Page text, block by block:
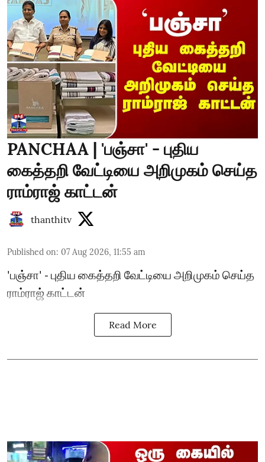
PANCHAA | 'பஞ்சா' - புதிய
கைத்தறி வேட்டியை அறிமுகம் செய்த
ராம்ராஜ் காட்டன்
thanthitv
Published on: 07 Aug 2026, 11:55 am
'பஞ்சா' - புதிய கைத்தறி வேட்டியை அறிமுகம் செய்த
ராம்ராஜ் காட்டன்
Read More